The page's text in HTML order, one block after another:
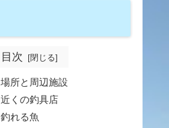
目次
場所と周辺施設
近くの釣具店
釣れる魚